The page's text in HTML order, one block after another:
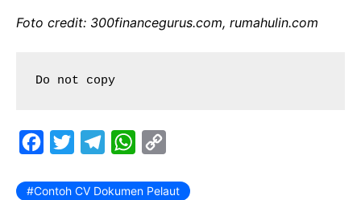
Foto credit: 300financegurus.com, rumahulin.com
Do not copy
c
i
l
W
a
p
Contoh CV Dokumen Pelaut